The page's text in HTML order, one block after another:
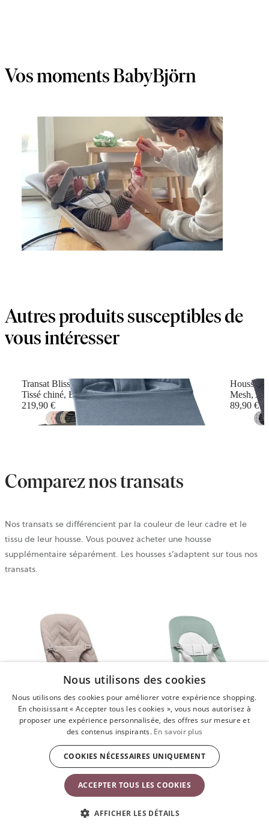
Vos moments BabyBjörn
Autres produits susceptibles de
vous intéresser
Transat Bliss
Tissé chiné, Bleu
219,90 €
16
Housse
Mesh,
89,90 €
Comparez nos transats
Nos transats se différencient par la couleur de leur cadre et le
tissu de leur housse. Vous pouvez acheter une housse
supplémentaire séparément. Les housses s’adaptent sur tous nos
transats.
Transat Bliss
Transat Balance Soft
Transat Balance Soft
Transat Bliss
Transat Balance Soft
Nous utilisons des cookies
Nous utilisons des cookies pour améliorer votre expérience shopping.
En choisissant « Accepter tous les cookies », vous nous autorisez à
proposer une expérience personnalisée, des offres sur mesure et
des contenus inspirants. En savoir plus
ACCEPTER TOUS LES COOKIES
COOKIES NÉCESSAIRES UNIQUEMENT
AFFICHER LES DÉTAILS